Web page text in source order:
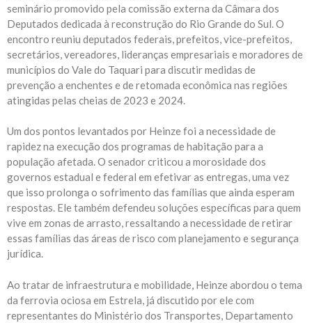
seminário promovido pela comissão externa da Câmara dos
Deputados dedicada à reconstrução do Rio Grande do Sul. O
encontro reuniu deputados federais,prefeitos, vice-prefeitos,
secretários, vereadores, lideranças empresariais e moradores de
municípios do Vale do Taquari para discutir medidas de
prevenção a enchentes e de retomada econômica nas regiões
atingidas pelas cheias de 2023 e 2024.
Um dos pontos levantados por Heinze foi a necessidade de
rapidez na execução dos programas de habitação para a
população afetada. O senador criticou a morosidade dos
governos estadual e federal em efetivar as entregas, uma vez
que isso prolonga o sofrimento das famílias que ainda esperam
respostas. Ele também defendeu soluções específicas para quem
vive em zonas de arrasto, ressaltando a necessidade de retirar
essas famílias das áreas de risco com planejamento e segurança
jurídica.
Ao tratar de infraestrutura e mobilidade, Heinze abordou o tema
da ferrovia ociosa em Estrela, já discutido por ele com
representantes do Ministério dos Transportes, Departamento